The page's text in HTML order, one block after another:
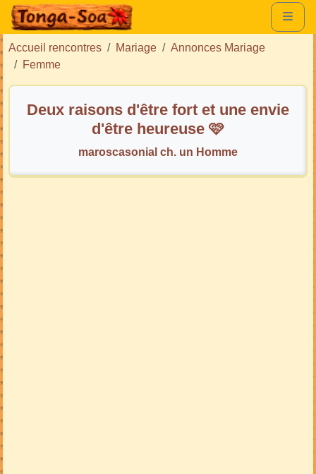
Accueil rencontres Mariage
Annonces Mariage
Femme
Deux raisons d'être fort et une envie
d'être heureuse 🩷
maroscasonial ch. un Homme